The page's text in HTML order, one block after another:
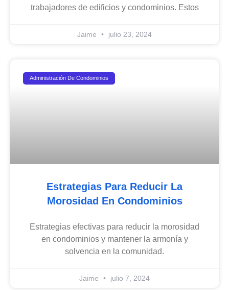
trabajadores de edificios y condominios. Estos
Jaime julio 23, 2024
Administración De Condominios
Estrategias Para Reducir La
Morosidad En Condominios
Estrategias efectivas para reducir la morosidad
en condominios y mantener la armonía y
solvencia en la comunidad.
Jaime julio 7, 2024